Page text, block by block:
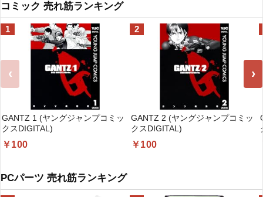
コミック 売れ筋ランキング
‹
1
GANTZ 1 (ヤングジャンプコミッ
クスDIGITAL)
￥100
2
GANTZ 2 (ヤングジャンプコミッ
クスDIGITAL)
￥100
›
PCパーツ 売れ筋ランキング